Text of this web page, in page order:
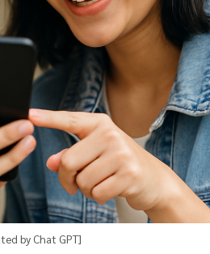
by Chat GPT]